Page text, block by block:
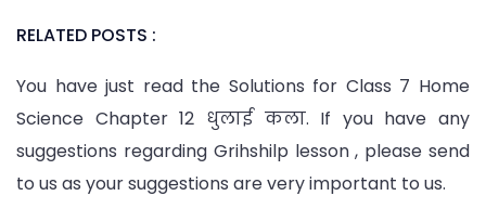
RELATED POSTS :
You have just read the Solutions for Class 7 Home
Science Chapter 12 धुलाई कला. If you have any
suggestions regarding Grihshilp lesson , please send
to us as your suggestions are very important to us.